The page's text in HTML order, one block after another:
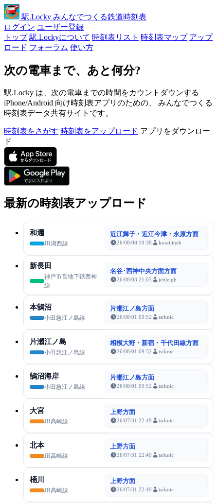
駅.Locky みんなでつくる鉄道時刻表
ログイン ユーザー登録
トップ 駅.Lockyについて 時刻表リスト 時刻表マップ アップ
ロード フォーラム 使い方
次の電車まで、あと何分?
駅.Locky は、次の電車までの時間をカウントダウンする
iPhone/Android 向け時刻表アプリのための、 みんなでつくる
時刻表データ共有サイトです。
時刻表をさがす 時刻表をアップロード アプリをダウンロー
ド
最新の時刻表アップロード
和邇
JR湖西線
近江舞子・近江今津・永原方面
26/08/08 19:38 koseilineb
新長田
神戸市営地下鉄西神
線
名谷･西神中央方面方面
26/08/03 21:05 jettleigh
本鵠沼
小田急江ノ島線
片瀬江ノ島方面
26/08/01 09:52 tsrknic
片瀬江ノ島
小田急江ノ島線
相模大野・新宿・千代田線方面
26/08/01 09:52 tsrknic
鵠沼海岸
小田急江ノ島線
片瀬江ノ島方面
26/08/01 09:52 tsrknic
大宮
JR高崎線
上野方面
26/07/31 22:49 tsrknic
北本
JR高崎線
上野方面
26/07/31 22:49 tsrknic
桶川
JR高崎線
上野方面
26/07/31 22:49 tsrknic